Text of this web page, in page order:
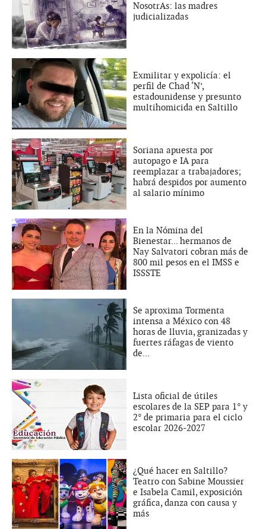
NosotrAs: las madres
judicializadas
Exmilitar y expolicía: el
perfil de Chad ‘N’,
estadounidense y presunto
multihomicida en Saltillo
Soriana apuesta por
autopago e IA para
reemplazar a trabajadores;
habrá despidos por aumento
al salario mínimo
En la Nómina del
Bienestar... hermanos de
Nay Salvatori cobran más de
800 mil pesos en el IMSS e
ISSSTE
Se aproxima Tormenta
intensa a México con 48
horas de lluvia, granizadas y
fuertes ráfagas de viento
de...
Lista oficial de útiles
escolares de la SEP para 1° y
2° de primaria para el ciclo
escolar 2026-2027
¿Qué hacer en Saltillo?
Teatro con Sabine Moussier
e Isabela Camil, exposición
gráfica, danza con causa y
más